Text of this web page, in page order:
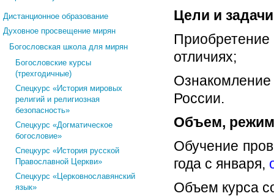
Цели и
отличиях;
России.
Объем,
Обучение
года с января,
Объем курса
Дистанционное образование
Духовное просвещение мирян
Богословская школа для мирян
Богословские курсы
(трехгодичные)
Спецкурс «История мировых
религий и религиозная
безопасность»
Спецкурс «Догматическое
богословие»
Спецкурс «История русской
Православной Церкви»
Спецкурс «Церковнославянский
язык»